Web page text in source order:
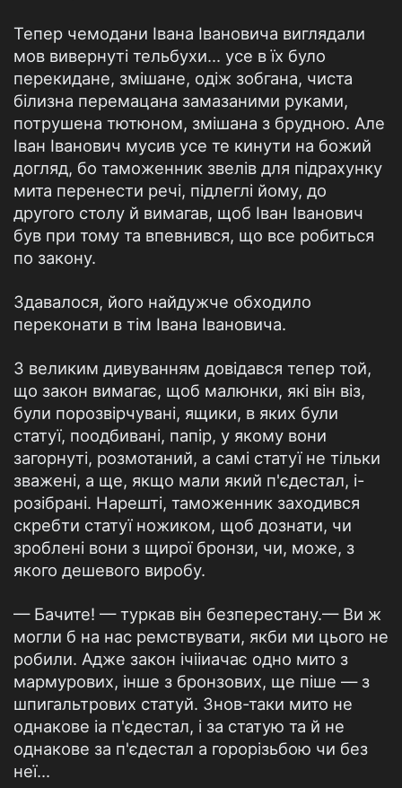
Тепер чемодани Івана Івановича виглядали
мов вивернуті тельбухи... усе в їх було
перекидане, змішане, одіж зобгана, чиста
білизна перемацана замазаними руками,
потрушена тютюном, змішана з брудною. Але
Іван Іванович мусив усе те кинути на божий
догляд, бо таможенник звелів для підрахунку
мита перенести речі, підлеглі йому, до
другого столу й вимагав, щоб Іван Іванович
був при тому та впевнився, що все робиться
по закону.
Здавалося, його найдужче обходило
переконати в тім Івана Івановича.
З великим дивуванням довідався тепер той,
що закон вимагає, щоб малюнки, які він віз,
були порозвірчувані, ящики, в яких були
статуї, поодбивані, папір, у якому вони
загорнуті, розмотаний, а самі статуї не тільки
зважені, а ще, якщо мали який п'єдестал, і-
розібрані. Нарешті, таможенник заходився
скребти статуї ножиком, щоб дознати, чи
зроблені вони з щирої бронзи, чи, може, з
якого дешевого виробу.
— Бачите! — туркав він безперестану.— Ви ж
могли б на нас ремствувати, якби ми цього не
робили. Адже закон ічііиачає одно мито з
мармурових, інше з бронзових, ще піше — з
шпигальтрових статуй. Знов-таки мито не
однакове іа п'єдестал, і за статую та й не
однакове за п'єдестал а горорізьбою чи без
неї...